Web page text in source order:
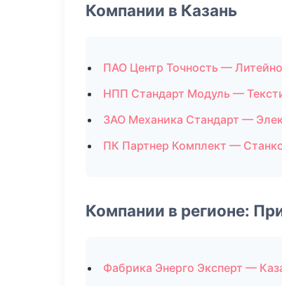
Компании в Казань
ПАО Центр Точность —
НПП Стандарт Модуль —
ЗАО Механика Стандарт —
ПК Партнер Комплект —
Компании в регионе:
Фабрика Энерго Эксперт —